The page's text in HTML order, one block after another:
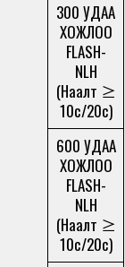
300 УДАА
ХОЖЛОО
FLASH-
NLH
(Наалт ≥
10c/20c)
600 УДАА
ХОЖЛОО
FLASH-
NLH
(Наалт ≥
10c/20c)